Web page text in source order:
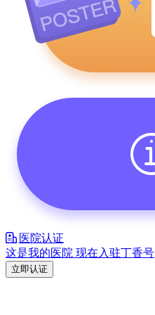
医院认证
这是我的医院 现在入驻丁香号
立即认证